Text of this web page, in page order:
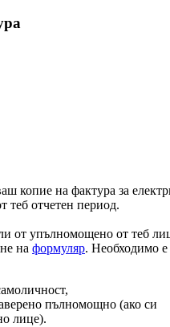
копие на фактура за
теб отчетен период.
от упълномощено от теб
на формуляр. Необходимо е
пълномощно (ако си
лице).